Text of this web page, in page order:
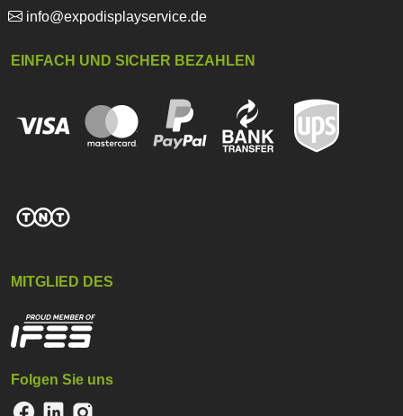
info@expodisplayservice.de
EINFACH UND SICHER BEZAHLEN
MITGLIED DES
Folgen Sie uns